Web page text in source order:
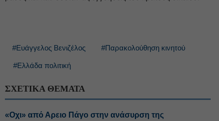
#Ευάγγελος Βενιζέλος #Παρακολούθηση κινητού
#Ελλάδα πολιτική
ΣΧΕΤΙΚΑ ΘΕΜΑΤΑ
«Οχι» από Αρειο Πάγο στην ανάσυρση της